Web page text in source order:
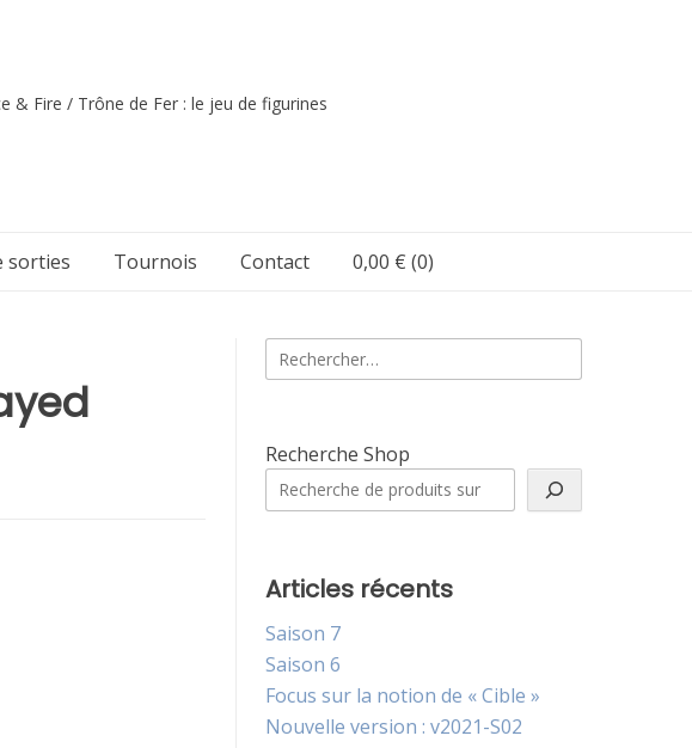
& Fire / Trône de Fer : le jeu de figurines
sorties Tournois Contact 0,00 € (0)
Rechercher :
Recherche Shop
Articles récents
Saison 7
Saison 6
Focus sur la notion de « Cible »
Nouvelle version : v2021-S02